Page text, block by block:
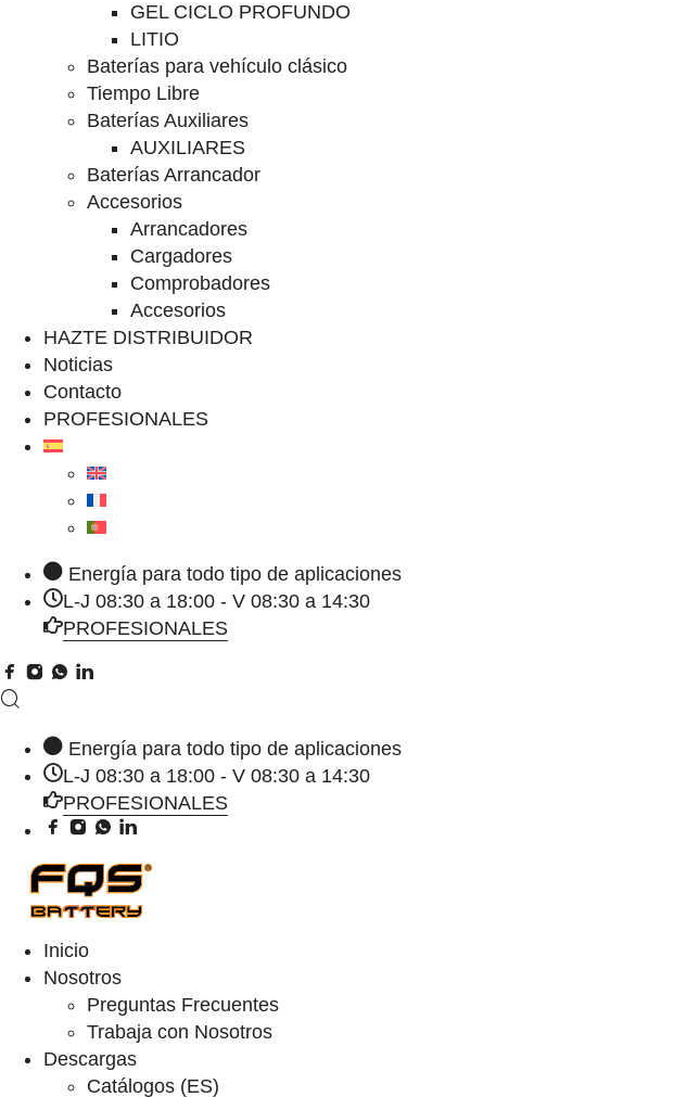
GEL CICLO PROFUNDO
LITIO
Baterías para vehículo clásico
Tiempo Libre
Baterías Auxiliares
AUXILIARES
Baterías Arrancador
Accesorios
Arrancadores
Cargadores
Comprobadores
Accesorios
HAZTE DISTRIBUIDOR
Noticias
Contacto
PROFESIONALES
Energía para todo tipo de aplicaciones
L-J 08:30 a 18:00 - V 08:30 a 14:30
PROFESIONALES
Energía para todo tipo de aplicaciones
L-J 08:30 a 18:00 - V 08:30 a 14:30
PROFESIONALES
Inicio
Nosotros
Preguntas Frecuentes
Trabaja con Nosotros
Descargas
Catálogos (ES)